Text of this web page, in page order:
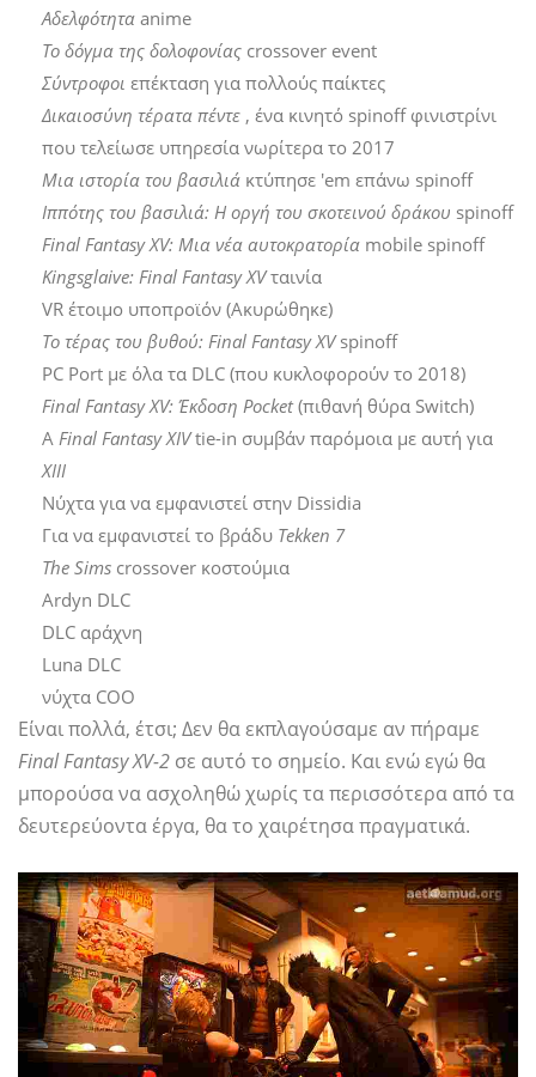
Αδελφότητα anime
Το δόγμα της δολοφονίας crossover event
Σύντροφοι επέκταση για πολλούς παίκτες
Δικαιοσύνη τέρατα πέντε , ένα κινητό spinoff φινιστρίνι
που τελείωσε υπηρεσία νωρίτερα το 2017
Μια ιστορία του βασιλιά κτύπησε 'em επάνω spinoff
Ιππότης του βασιλιά: Η οργή του σκοτεινού δράκου spinoff
Final Fantasy XV: Μια νέα αυτοκρατορία mobile spinoff
Kingsglaive: Final Fantasy XVταινία
VR έτοιμο υποπροϊόν (Ακυρώθηκε)
Το τέρας του βυθού: Final Fantasy XVspinoff
PC Port με όλα τα DLC (που κυκλοφορούν το 2018)
Final Fantasy XV: Έκδοση Pocket(πιθανή θύρα Switch)
Α Final Fantasy XIVtie-in συμβάν παρόμοια με αυτή για
XIII
Νύχτα για να εμφανιστεί στην Dissidia
Για να εμφανιστεί το βράδυ Tekken 7
The Sims crossover κοστούμια
Ardyn DLC
DLC αράχνη
Luna DLC
νύχτα COO
Είναι πολλά, έτσι; Δεν θα εκπλαγούσαμε αν πήραμε
Final Fantasy XV-2 σε αυτό το σημείο. Και ενώ εγώ θα
μπορούσα να ασχοληθώ χωρίς τα περισσότερα από τα
δευτερεύοντα έργα, θα το χαιρέτησα πραγματικά.